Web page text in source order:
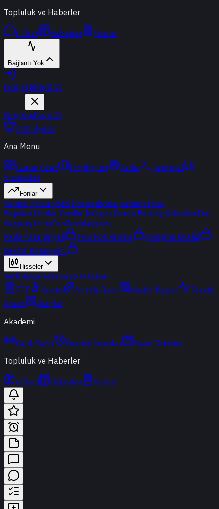
Topluluk ve Haberler
t-Chat Haberler Yazılar
Bağlantı Yok
Giriş YapKayıt Ol
Giriş YapKayıt Ol
PRO Üyelik
Ana Menu
Günün Özeti Portföyüm Radar
Terminal
Endeksler
Fonlar
Yatırım FonlarıBES FonlarıBorsa Yatırım Fonu
Popüler Fonlar YeniBir Bakışta FonlarPortföy ŞirketleriFon
KarşılaştırmaFon Simülasyonu
Akıllı Para Sinyali
Ters Fon Arama
Çakışma Analizi
Sektör Rotasyonu
Hisseler
Yerli HisselerYabancı Hisseler
ETF
Kripto Altın & Döviz Vadeli Piyasa
Teknik
Analiz
Araçlar
Akademi
Canlı Yayın Geçmiş Yayınlar
Yayın Takvimi
Topluluk ve Haberler
t-Chat Haberler Yazılar